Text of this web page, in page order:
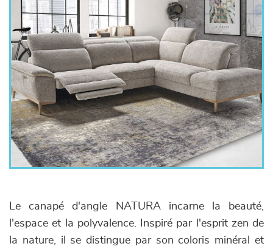
Le canapé d'angle NATURA incarne la beauté,
l'espace et la polyvalence. Inspiré par l'esprit zen de
la nature, il se distingue par son coloris minéral et